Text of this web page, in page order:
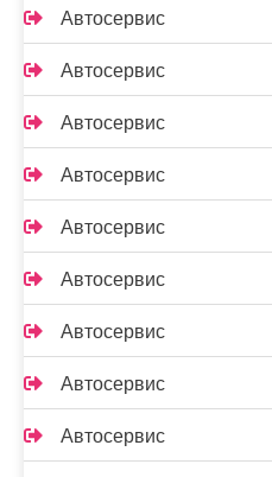
Автосервис
Автосервис
Автосервис
Автосервис
Автосервис
Автосервис
Автосервис
Автосервис
Автосервис